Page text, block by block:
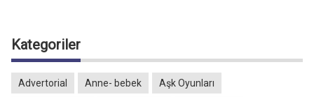
Kategoriler
Advertorial Anne- bebek Aşk Oyunları